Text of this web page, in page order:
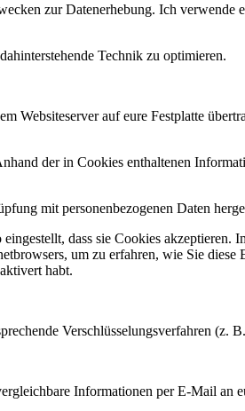
zur Datenerhebung. Ich verwende
Technik zu optimieren.
Websiteserver auf eure Festplatte
der in Cookies enthaltenen
mit personenbezogenen Daten
dass sie Cookies
um zu erfahren, wie Sie diese
habt.
Verschlüsselungsverfahren (z.
Informationen per E-Mail an